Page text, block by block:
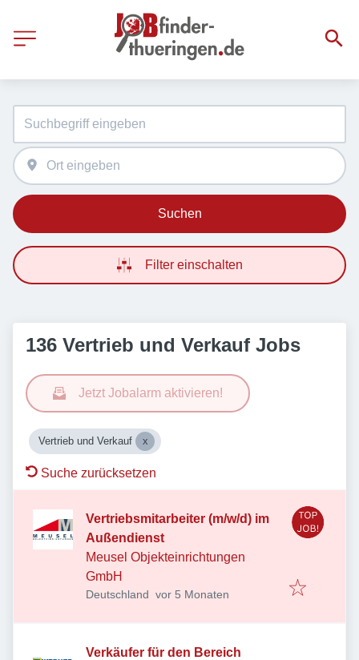
Suchen
Filter einschalten
136 Vertrieb und Verkauf Jobs
Jetzt Jobalarm aktivieren!
Vertrieb und Verkauf
Suche zurücksetzen
Vertriebsmitarbeiter (m/w/d) im
Außendienst
Meusel Objekteinrichtungen
GmbH
Deutschland Veröffentlicht:
vor 5 Monaten
Verkäufer für den Bereich